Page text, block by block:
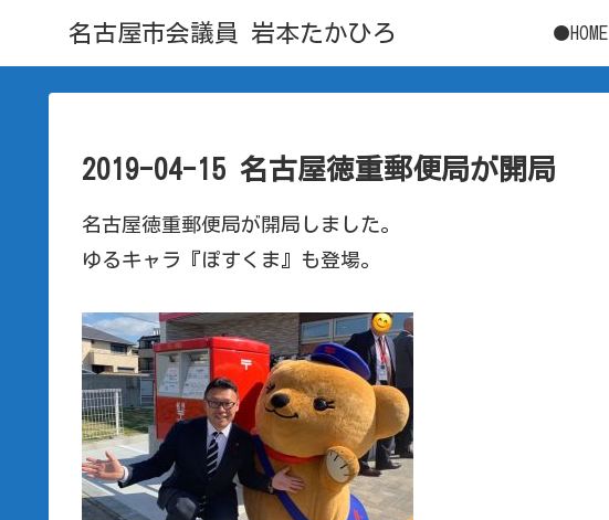
名古屋市会議員 岩本たかひろ ●HOME
2019-04-15 名古屋徳重郵便局が開局
名古屋徳重郵便局が開局しました。
ゆるキャラ『ぽすくま』も登場。